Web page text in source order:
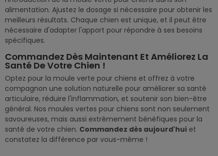
alimentation. Ajustez le dosage si nécessaire pour obtenir les
meilleurs résultats. Chaque chien est unique, et il peut être
nécessaire d'adapter l'apport pour répondre à ses besoins
spécifiques.
Commandez Dès Maintenant Et Améliorez La
Santé De Votre Chien !
Optez pour la moule verte pour chiens et offrez à votre
compagnon une solution naturelle pour améliorer sa santé
articulaire, réduire l'inflammation, et soutenir son bien-être
général. Nos moules vertes pour chiens sont non seulement
savoureuses, mais aussi extrêmement bénéfiques pour la
santé de votre chien. Commandez dès aujourd'hui et
constatez la différence par vous-même !